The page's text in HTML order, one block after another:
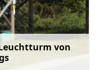
von